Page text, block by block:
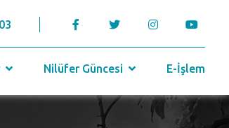
Nilüfer Güncesi E-İşlem